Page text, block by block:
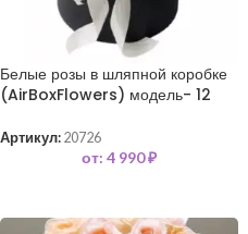
Белые розы в шляпной коробке
(AirBoxFlowers) модель- 12
Артикул: 20726
от: 4 990₽